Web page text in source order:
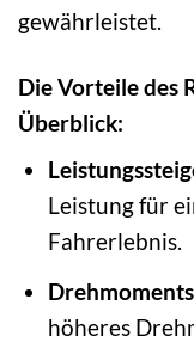
gewährleistet.
Die Vorteile des
Überblick:
Leistung für
Fahrerlebnis.
höheres